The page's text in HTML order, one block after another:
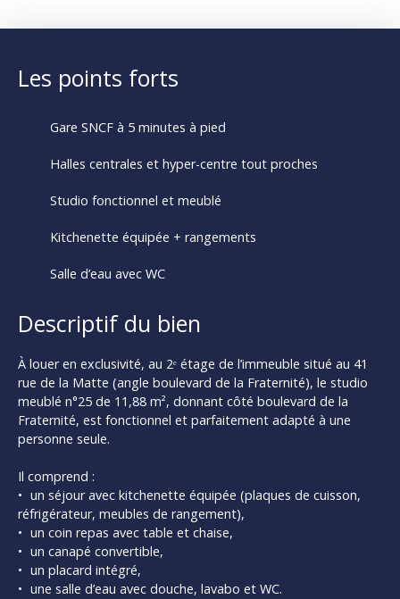
Les points forts
Gare SNCF à 5 minutes à pied
Halles centrales et hyper-centre tout proches
Studio fonctionnel et meublé
Kitchenette équipée + rangements
Salle d’eau avec WC
Descriptif du bien
À louer en exclusivité, au 2ᵉ étage de l’immeuble situé au 41
rue de la Matte (angle boulevard de la Fraternité), le studio
meublé n°25 de 11,88 m², donnant côté boulevard de la
Fraternité, est fonctionnel et parfaitement adapté à une
personne seule.
Il comprend :
un séjour avec kitchenette équipée (plaques de cuisson,
réfrigérateur, meubles de rangement),
un coin repas avec table et chaise,
un canapé convertible,
un placard intégré,
une salle d’eau avec douche, lavabo et WC.